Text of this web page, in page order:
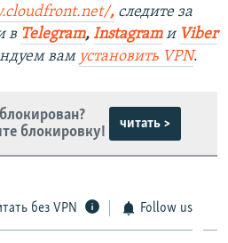
, следите за
в Telegram, Instagramи Viber
вам установить VPN.
блокировку!
читать >
без VPN Follow us